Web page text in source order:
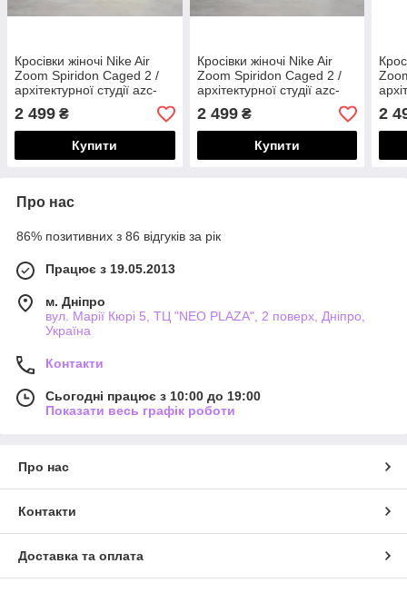
Кросівки жіночі Nike Air
Zoom Spiridon Caged 2 /
архітектурної студії azc-
2 499 ₴
Купити
Кросівки жіночі Nike Air
Zoom Spiridon Caged 2 /
архітектурної студії azc-
2 499₴
Купити
2
Про нас
86% позитивних з 86 відгуків за рік
Працює з 19.05.2013
м. Дніпро
вул. Марії Кюрі 5, ТЦ "NEO PLAZA", 2 поверх, Дніпро,
Україна
Контакти
Сьогодні працює з 10:00 до 19:00
Показати весь графік роботи
Про нас
Контакти
Доставка та оплата